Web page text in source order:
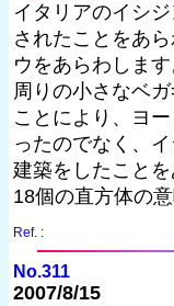
イタリアのイシ
されたことをあ
ウをあらわします
周りの小さなベ
ことにより、ヨ
ったのでなく、
建築をしたことを
18個の直方体の
Ref. :
No.311
2007/8/15